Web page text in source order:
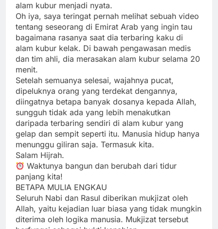
alam kubur menjadi nyata.
Oh iya, saya teringat pernah melihat sebuah video
tentang seseorang di Emirat Arab yang ingin tau
bagaimana rasanya saat dia terbaring kaku di
alam kubur kelak. Di bawah pengawasan medis
dan tim ahli, dia merasakan alam kubur selama 20
menit.
Setelah semuanya selesai, wajahnya pucat,
dipeluknya orang yang terdekat dengannya,
diingatnya betapa banyak dosanya kepada Allah,
sungguh tidak ada yang lebih menakutkan
daripada terbaring sendiri di alam kubur yang
gelap dan sempit seperti itu. Manusia hidup hanya
menunggu giliran saja. Termasuk kita.
Salam Hijrah.
Waktunya bangun dan berubah dari tidur
panjang kita!
BETAPA MULIA ENGKAU
Seluruh Nabi dan Rasul diberikan mukjizat oleh
Allah, yaitu kejadian luar biasa yang tidak mungkin
diterima oleh logika manusia. Mukjizat tersebut